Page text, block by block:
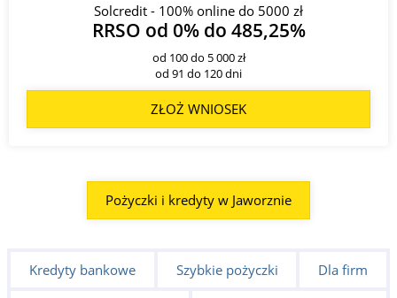
Solcredit - 100% online do 5000 zł
RRSO od 0% do 485,25%
od 100 do 5 000 zł
od 91 do 120 dni
ZŁOŻ WNIOSEK
Pożyczki i kredyty w Jaworznie
Kredyty bankowe Szybkie pożyczki Dla firm